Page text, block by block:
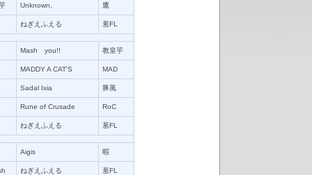
Unknown, 鷹
ねぎえふえる 葱FL
Mash you!! 教皇芋
MADDY A CAT'S MAD
Sadal Ixia 豚風
Rune of Crusade RoC
ねぎえふえる 葱FL
Aigis 暇
ねぎえふえる 葱FL